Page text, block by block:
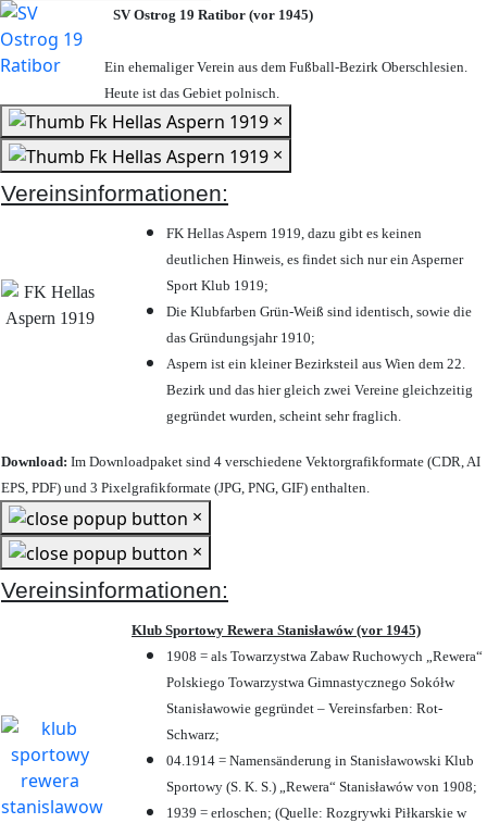
SV Ostrog 19 Ratibor (vor 1945)
Ein ehemaliger Verein aus dem Fußball-Bezirk Oberschlesien.
Heute ist das Gebiet polnisch.
×
×
Vereinsinformationen:
FK Hellas Aspern 1919, dazu gibt es keinen
deutlichen Hinweis, es findet sich nur ein Asperner
Sport Klub 1919;
Die Klubfarben Grün-Weiß sind identisch, sowie die
das Gründungsjahr 1910;
Aspern ist ein kleiner Bezirksteil aus Wien dem 22.
Bezirk und das hier gleich zwei Vereine gleichzeitig
gegründet wurden, scheint sehr fraglich.
Download: Im Downloadpaket sind 4 verschiedene Vektorgrafikformate (CDR, AI
EPS, PDF) und 3 Pixelgrafikformate (JPG, PNG, GIF) enthalten.
×
×
Vereinsinformationen:
Klub Sportowy Rewera Stanisławów (vor 1945)
1908 = als Towarzystwa Zabaw Ruchowych „Rewera“
Polskiego Towarzystwa Gimnastycznego Sokółw
Stanisławowie gegründet – Vereinsfarben: Rot-
Schwarz;
04.1914 = Namensänderung in Stanisławowski Klub
Sportowy (S. K. S.) „Rewera“ Stanisławów von 1908;
1939 = erloschen; (Quelle: Rozgrywki Piłkarskie w